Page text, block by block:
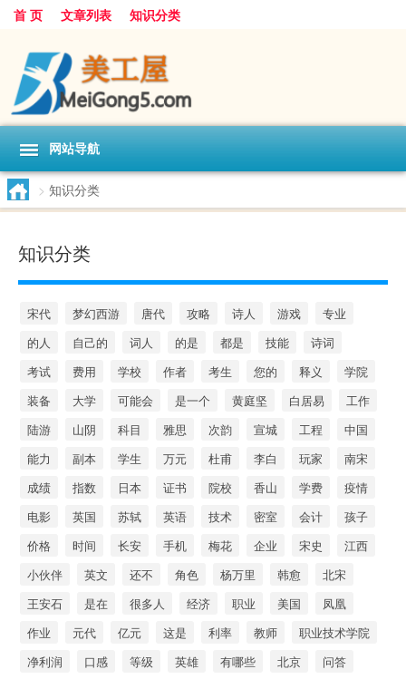
首 页 文章列表 知识分类
网站导航
> 知识分类
知识分类
宋代 梦幻西游 唐代 攻略 诗人 游戏
专业
的人
自己的 词人 的是 都是 技能
诗词
考试
费用 学校 作者 考生 您的 释义
学院
装备
大学 可能会 是一个 黄庭坚 白居易
工作
陆游
山阴 科目 雅思 次韵 宣城 工程
中国
能力
副本 学生 万元 杜甫 李白 玩家
南宋
成绩
指数 日本 证书 院校 香山 学费
疫情
电影
英国 苏轼 英语 技术 密室 会计
孩子
价格
时间 长安 手机 梅花 企业 宋史
江西
小伙伴
英文 还不 角色 杨万里 韩愈
北宋
王安石
是在 很多人 经济 职业 美国
凤凰
作业
元代 亿元 这是 利率 教师
职业技术学院
净利润
口感 等级 英雄 有哪些 北京
问答